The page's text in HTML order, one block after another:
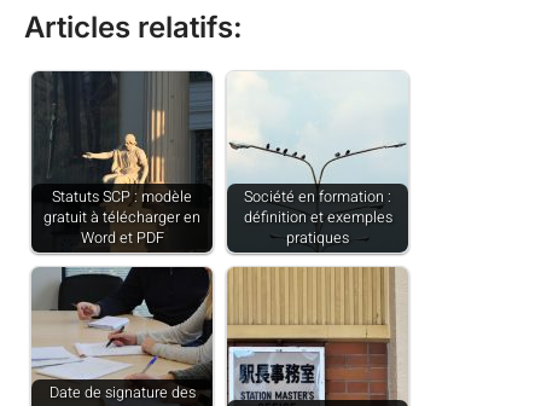
Articles relatifs:
Statuts SCP : modèle
gratuit à télécharger en
Word et PDF
Société en formation :
définition et exemples
pratiques
Date de signature des